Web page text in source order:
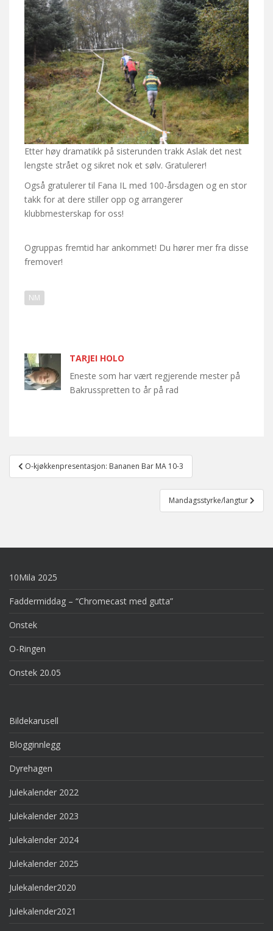
Etter høy dramatikk på sisterunden trakk Aslak det nest
lengste strået og sikret nok et sølv. Gratulerer!
Også gratulerer til Fana IL med 100-årsdagen og en stor
takk for at dere stiller opp og arrangerer
klubbmesterskap for oss!
Ogruppas fremtid har ankommet! Du hører mer fra disse
fremover!
NM
TARJEI HOLO
Eneste som har vært regjerende mester på
Bakrusspretten to år på rad
Post
navigation
O-kjøkkenpresentasjon: Bananen Bar MA 10-3
Mandagsstyrke/langtur
10Mila 2025
Faddermiddag – “Chromecast med gutta”
Onstek
O-Ringen
Onstek 20.05
Bildekarusell
Blogginnlegg
Dyrehagen
Julekalender 2022
Julekalender 2023
Julekalender 2024
Julekalender 2025
Julekalender2020
Julekalender2021